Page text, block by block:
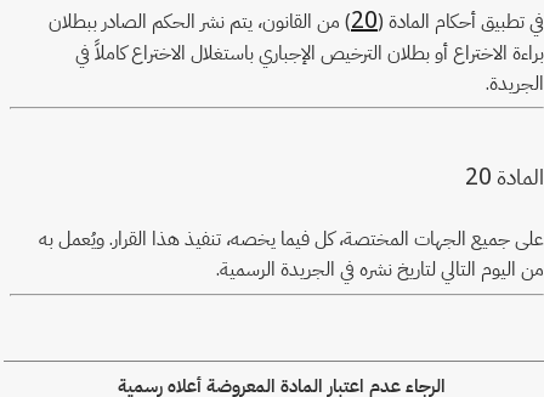
في تطبيق أحكام المادة (20) من القانون، يتم نشر الحكم الصادر ببطلان
براءة الاختراع أو بطلان الترخيص الإجباري باستغلال الاختراع كاملاً في
الجريدة.
المادة 20
على جميع الجهات المختصة، كل فيما يخصه، تنفيذ هذا القرار. ويُعمل به
من اليوم التالي لتاريخ نشره في الجريدة الرسمية.
الرجاء عدم اعتبار المادة المعروضة أعلاه رسمية